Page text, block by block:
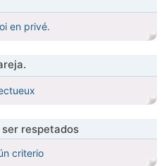
en privé.
respetados
criterio